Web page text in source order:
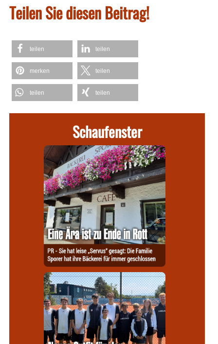
Teilen Sie diesen Beitrag!
teilen teilen
merken teilen
teilen teilen
Schaufenster